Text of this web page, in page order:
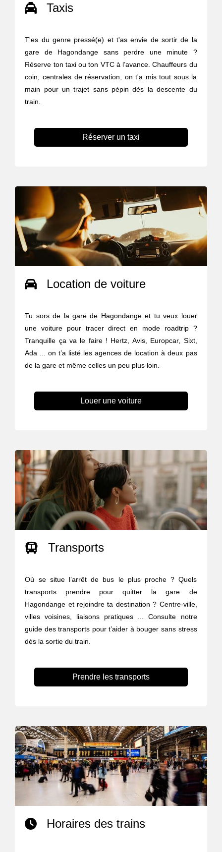
Taxis
T'es du genre pressé(e) et t'as envie de sortir de la
gare de Hagondange sans perdre une minute ?
Réserve ton taxi ou ton VTC à l’avance. Chauffeurs du
coin, centrales de réservation, on t'a mis tout sous la
main pour un trajet sans pépin dès la descente du
train.
Réserver un taxi
Location de voiture
Tu sors de la gare de Hagondange et tu veux louer
une voiture pour tracer direct en mode roadtrip ?
Tranquille ça va le faire ! Hertz, Avis, Europcar, Sixt,
Ada ... on t’a listé les agences de location à deux pas
de la gare et même celles un peu plus loin.
Louer une voiture
Transports
Où se situe l’arrêt de bus le plus proche ? Quels
transports prendre pour quitter la gare de
Hagondange et rejoindre ta destination ? Centre-ville,
villes voisines, liaisons pratiques ... Consulte notre
guide des transports pour t’aider à bouger sans stress
dès la sortie du train.
Prendre les transports
Horaires des trains